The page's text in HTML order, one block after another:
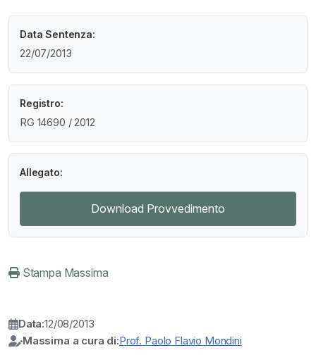
Data Sentenza:
22/07/2013
Registro:
RG 14690 / 2012
Allegato:
Download Provvedimento
Stampa Massima
Data:12/08/2013
Massima a cura di:Prof. Paolo Flavio Mondini